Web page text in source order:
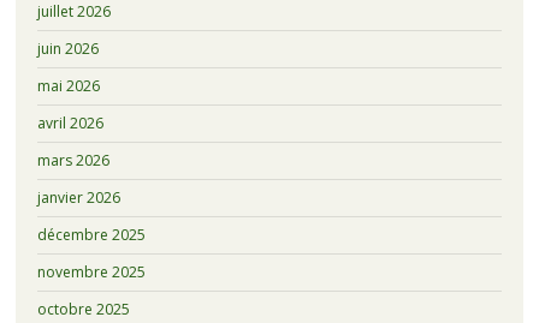
juillet 2026
juin 2026
mai 2026
avril 2026
mars 2026
janvier 2026
décembre 2025
novembre 2025
octobre 2025